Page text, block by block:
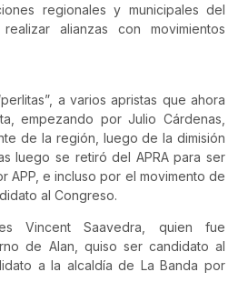
regionales y municipales del
alianzas con movimientos
a varios apristas que ahora
empezando por Julio Cárdenas,
de la región, luego de la dimisión
luego se retiró del APRA para ser
APP, e incluso por el movimento de
al Congreso.
Vincent Saavedra, quien fue
de Alan, quiso ser candidato al
a la alcaldía de La Banda por